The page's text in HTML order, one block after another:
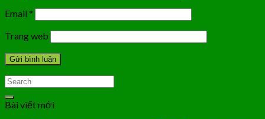
Email *
Trang web
Bài viết mới